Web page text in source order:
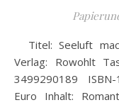
Titel: Seeluft macht glücklich Autor: Janne Mommsen
Verlag: Rowohlt
3499290189
Euro Inhalt: